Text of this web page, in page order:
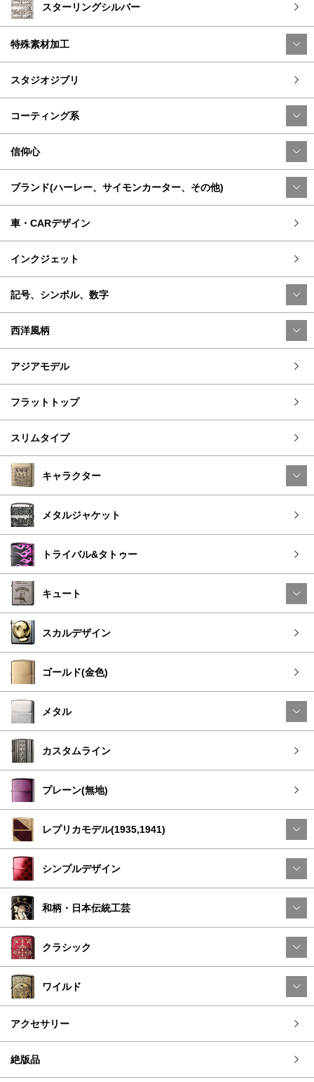
スターリングシルバー
特殊素材加工
スタジオジブリ
コーティング系
信仰心
ブランド(ハーレー、サイモンカーター、その他)
車・CARデザイン
インクジェット
記号、シンボル、数字
西洋風柄
アジアモデル
フラットトップ
スリムタイプ
キャラクター
メタルジャケット
トライバル&タトゥー
キュート
スカルデザイン
ゴールド(金色)
メタル
カスタムライン
プレーン(無地)
レプリカモデル(1935,1941)
シンプルデザイン
和柄・日本伝統工芸
クラシック
ワイルド
アクセサリー
絶版品